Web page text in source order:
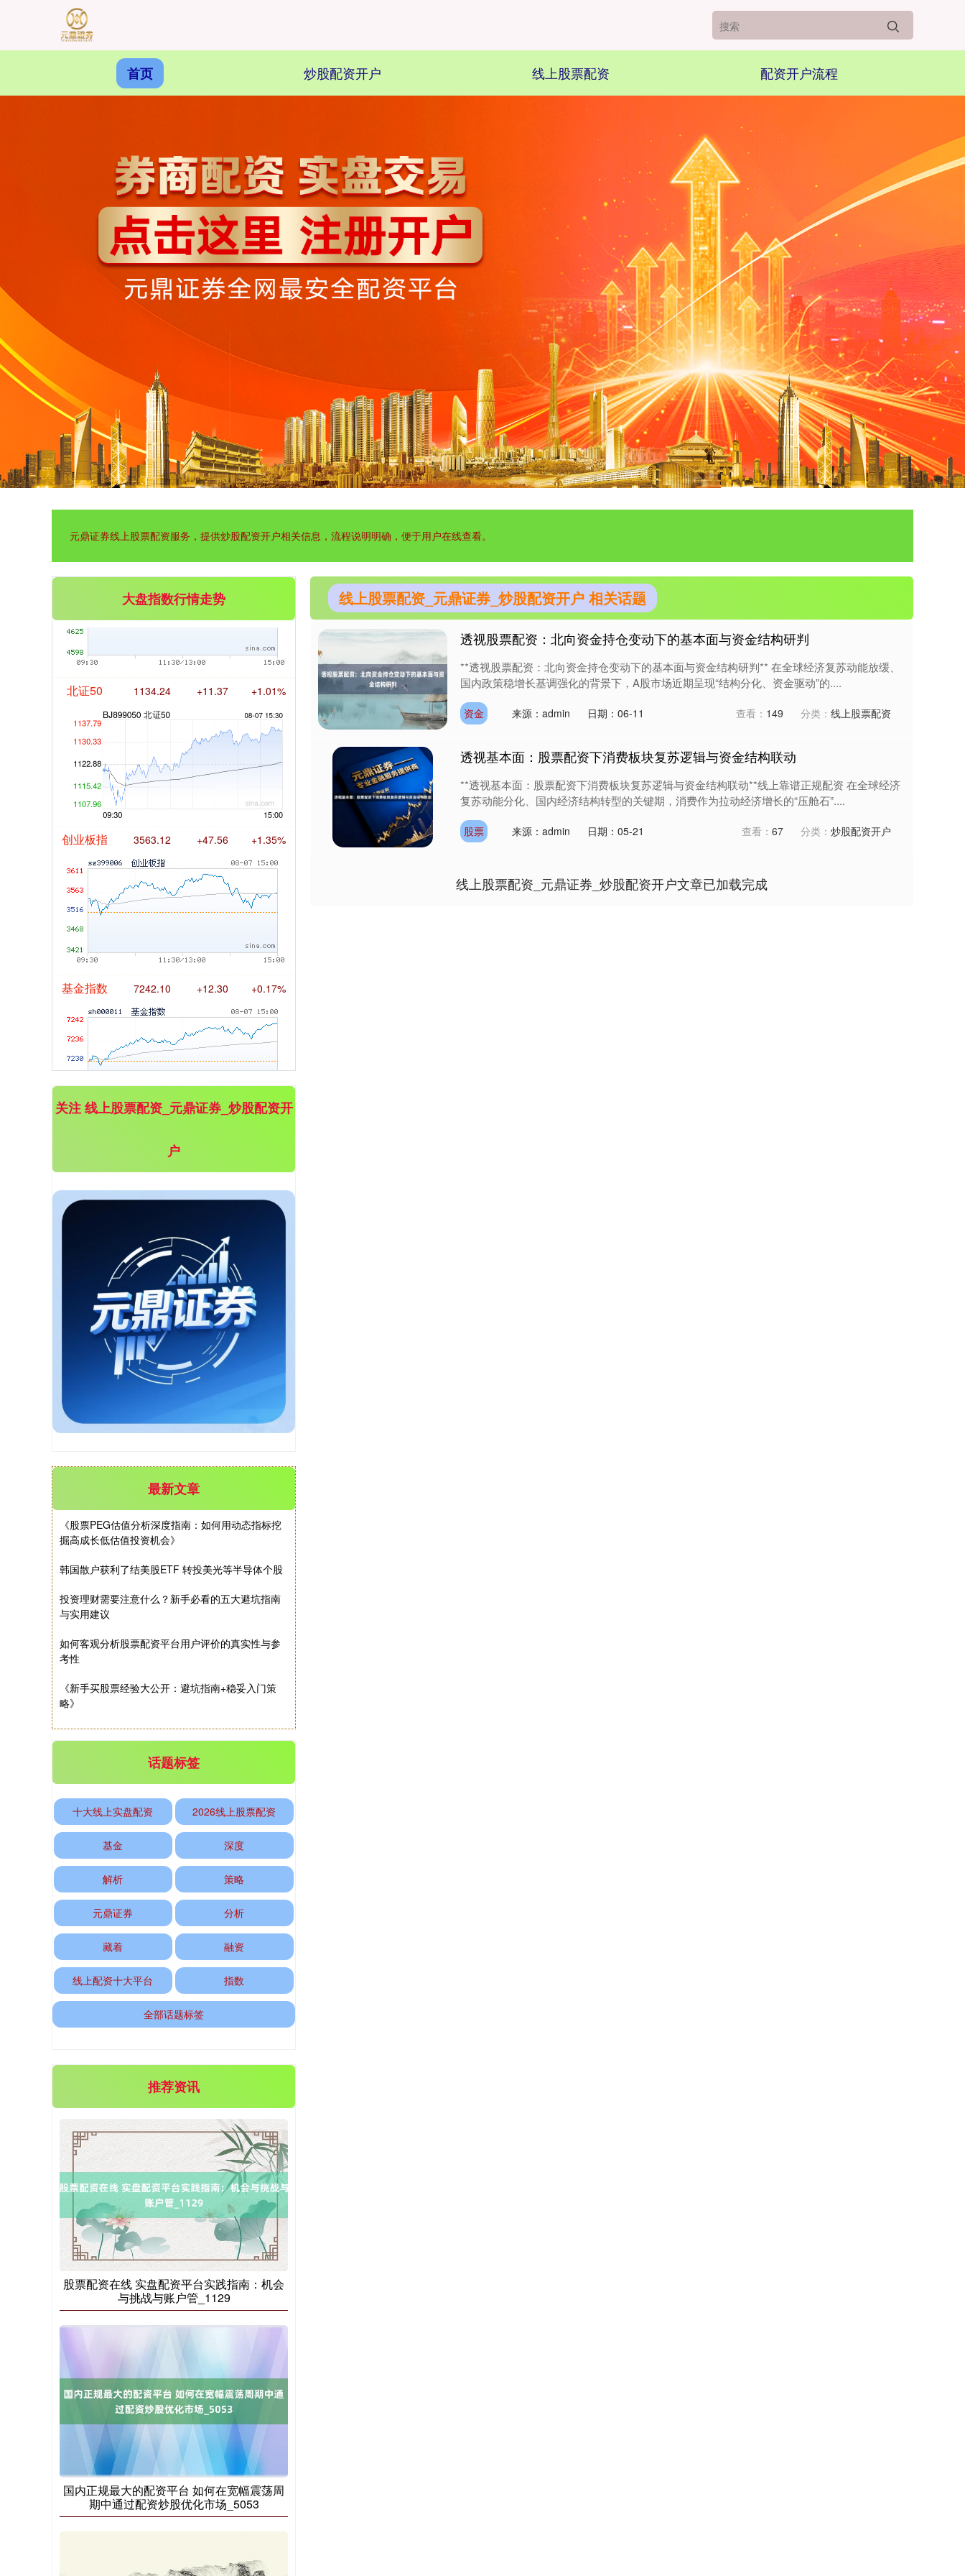
首页 炒股配资开户 线上股票配资 配资开户流程
元鼎证券线上股票配资服务，提供炒股配资开户相关信息，流程说明明确，便于用户在线查看。
线上股票配资_元鼎证券_炒股配资开户 相关话题
透视股票配资：北向资金持仓变动下的基本面与资金结构研判
**透视股票配资：北向资金持仓变动下的基本面与资金结构研判** 在全球经济复苏动能放缓、
国内政策稳增长基调强化的背景下，A股市场近期呈现“结构分化、资金驱动”的....
资金 来源：admin 日期：06-11 查看： 149 分类： 线上股票配资
透视基本面：股票配资下消费板块复苏逻辑与资金结构联动
**透视基本面：股票配资下消费板块复苏逻辑与资金结构联动**线上靠谱正规配资 在全球经济
复苏动能分化、国内经济结构转型的关键期，消费作为拉动经济增长的“压舱石”....
股票 来源：admin 日期：05-21 查看： 67 分类： 炒股配资开户
线上股票配资_元鼎证券_炒股配资开户文章已加载完成
大盘指数行情走势
3940.04 +39.68 +1.02%
深证成指 14311.01 +200.89 +1.42%
4694.44 +43.13
北证50 +11.37
创业板指 3563.12 +47.56 +1.35%
基金指数 7242.10 +12.30 +0.17%
国债指数 229.69 +0.10 +0.04%
期指IC0 7877.80 +164.40
关注 线上股票配资_元鼎证券_炒股配资开
户
最新文章
《股票PEG估值分析深度指南：如何用动态指标挖
掘高成长低估值投资机会》
韩国散户获利了结美股ETF 转投美光等半导体个股
投资理财需要注意什么？新手必看的五大避坑指南
与实用建议
如何客观分析股票配资平台用户评价的真实性与参
考性
《新手买股票经验大公开：避坑指南+稳妥入门策
略》
话题标签
十大线上实盘配资 2026线上股票配资
基金 深度
解析 策略
元鼎证券 分析
藏着 融资
线上配资十大平台 指数
全部话题标签
推荐资讯
股票配资在线 实盘配资平台实践指南：机会
与挑战与账户管_1129
国内正规最大的配资平台 如何在宽幅震荡周
期中通过配资炒股优化市场_5053